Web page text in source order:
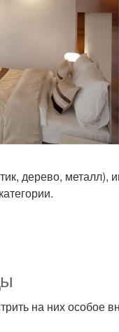
дерево, металл),
на них особое